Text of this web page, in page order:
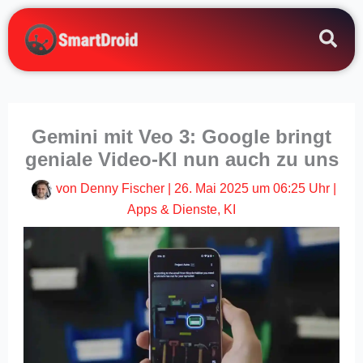
Zum
Inhalt
springen
Gemini mit Veo 3: Google bringt
geniale Video-KI nun auch zu uns
von Denny Fischer 26. Mai 2025 um 06:25 Uhr|
Apps & Dienste, KI